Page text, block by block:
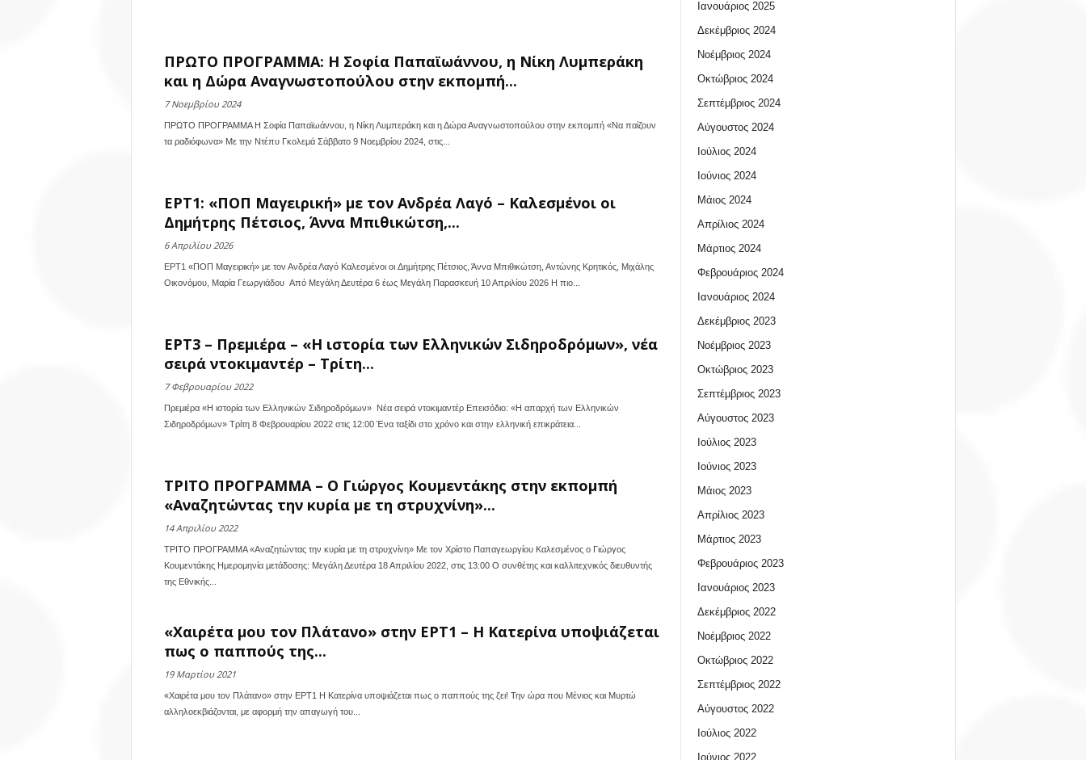
ΠΡΩΤΟ ΠΡΟΓΡΑΜΜΑ: Η Σοφία Παπαϊωάννου, η Νίκη Λυμπεράκη
και η Δώρα Αναγνωστοπούλου στην εκπομπή...
7 Νοεμβρίου 2024
ΠΡΩΤΟ ΠΡΟΓΡΑΜΜΑ Η Σοφία Παπαϊωάννου, η Νίκη Λυμπεράκη και η Δώρα Αναγνωστοπούλου στην εκπομπή «Να παίζουν
τα ραδιόφωνα» Με την Ντέπυ Γκολεμά Σάββατο 9 Νοεμβρίου 2024, στις...
ΕΡΤ1: «ΠΟΠ Μαγειρική» με τον Ανδρέα Λαγό – Καλεσμένοι οι
Δημήτρης Πέτσιος, Άννα Μπιθικώτση,...
6 Απριλίου 2026
ΕΡΤ1 «ΠΟΠ Μαγειρική» με τον Ανδρέα Λαγό Καλεσμένοι οι Δημήτρης Πέτσιος, Άννα Μπιθικώτση, Αντώνης Κρητικός, Μιχάλης
Οικονόμου, Μαρία Γεωργιάδου Από Μεγάλη Δευτέρα 6 έως Μεγάλη Παρασκευή 10 Απριλίου 2026 Η πιο...
ΕΡΤ3 – Πρεμιέρα – «Η ιστορία των Ελληνικών Σιδηροδρόμων», νέα
σειρά ντοκιμαντέρ – Τρίτη...
7 Φεβρουαρίου 2022
Πρεμιέρα «Η ιστορία των Ελληνικών Σιδηροδρόμων» Νέα σειρά ντοκιμαντέρ Επεισόδιο: «Η απαρχή των Ελληνικών
Σιδηροδρόμων» Τρίτη 8 Φεβρουαρίου 2022 στις 12:00 Ένα ταξίδι στο χρόνο και στην ελληνική επικράτεια...
ΤΡΙΤΟ ΠΡΟΓΡΑΜΜΑ – Ο Γιώργος Κουμεντάκης στην εκπομπή
«Αναζητώντας την κυρία με τη στρυχνίνη»...
14 Απριλίου 2022
ΤΡΙΤΟ ΠΡΟΓΡΑΜΜΑ «Αναζητώντας την κυρία με τη στρυχνίνη» Με τον Χρίστο Παπαγεωργίου Καλεσμένος ο Γιώργος
Κουμεντάκης Ημερομηνία μετάδοσης: Μεγάλη Δευτέρα 18 Απριλίου 2022, στις 13:00 Ο συνθέτης και καλλιτεχνικός διευθυντής
της Εθνικής...
«Χαιρέτα μου τον Πλάτανο» στην ΕΡΤ1 – Η Κατερίνα υποψιάζεται
πως ο παππούς της...
19 Μαρτίου 2021
«Χαιρέτα μου τον Πλάτανο» στην ΕΡΤ1 Η Κατερίνα υποψιάζεται πως ο παππούς της ζει! Την ώρα που Μένιος και Μυρτώ
αλληλοεκβιάζονται, με αφορμή την απαγωγή του...
Ιανουάριος 2025
Δεκέμβριος 2024
Νοέμβριος 2024
Οκτώβριος 2024
Σεπτέμβριος 2024
Αύγουστος 2024
Ιούλιος 2024
Ιούνιος 2024
Μάιος 2024
Απρίλιος 2024
Μάρτιος 2024
Φεβρουάριος 2024
Ιανουάριος 2024
Δεκέμβριος 2023
Νοέμβριος 2023
Οκτώβριος 2023
Σεπτέμβριος 2023
Αύγουστος 2023
Ιούλιος 2023
Ιούνιος 2023
Μάιος 2023
Απρίλιος 2023
Μάρτιος 2023
Φεβρουάριος 2023
Ιανουάριος 2023
Δεκέμβριος 2022
Νοέμβριος 2022
Οκτώβριος 2022
Σεπτέμβριος 2022
Αύγουστος 2022
Ιούλιος 2022
Ιούνιος 2022